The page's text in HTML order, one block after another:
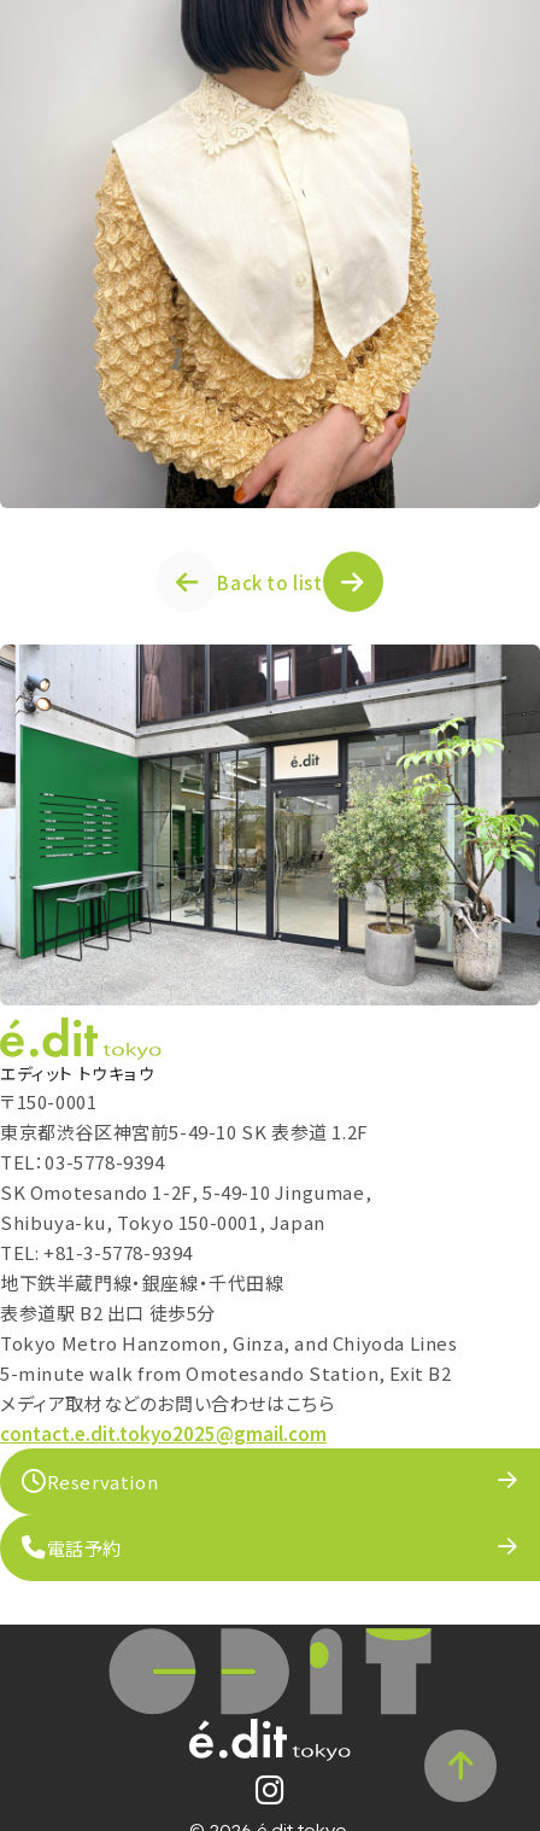
Back to list
エディット トウキョウ
〒150-0001
東京都渋谷区神宮前5-49-10 SK 表参道 1.2F
TEL：03-5778-9394
SK Omotesando 1-2F, 5-49-10 Jingumae,
Shibuya-ku, Tokyo 150-0001, Japan
TEL: +81-3-5778-9394
地下鉄半蔵門線・銀座線・千代田線
表参道駅 B2 出口 徒歩5分
Tokyo Metro Hanzomon, Ginza, and Chiyoda Lines
5-minute walk from Omotesando Station, Exit B2
メディア取材などのお問い合わせはこちら
contact.e.dit.tokyo2025@gmail.com
Reservation
電話予約